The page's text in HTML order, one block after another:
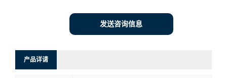
发送咨询信息
产品详请